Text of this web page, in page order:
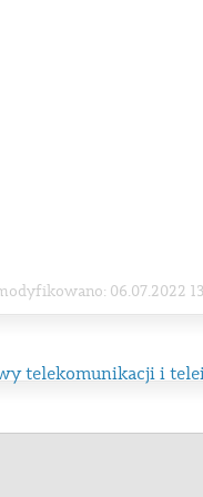
06.07.2022
telekomunikacji i